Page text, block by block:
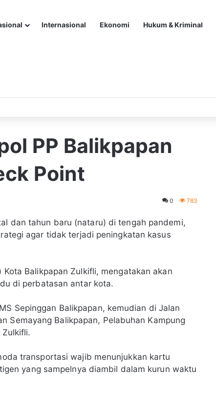
Internasional Ekonomi Hukum & Kriminal
PP Balikpapan
Point
0 783
dan tahun baru (nataru) di tengah pandemi,
agar tidak terjadi peningkatan kasus
Kota Balikpapan Zulkifli, mengatakan akan
di perbatasan antar kota.
Sepinggan Balikpapan, kemudian di Jalan
Semayang Balikpapan, Pelabuhan Kampung
Zulkifli.
transportasi wajib menunjukkan kartu
yang sampelnya diambil dalam kurun waktu